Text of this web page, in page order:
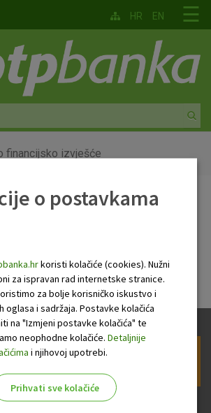
☰
HR EN
financijsko izvješće
financijsko
financijsko izvješće.pdf
OTP banke
o postavkama
koristi kolačiće (cookies). Nužni
za ispravan rad internetske stranice.
za bolje korisničko iskustvo i
oglasa i sadržaja. Postavke kolačića
na "Izmjeni postavke kolačića" te
neophodne kolačiće. Detaljnije
i njihovoj upotrebi.
Prihvati sve kolačiće